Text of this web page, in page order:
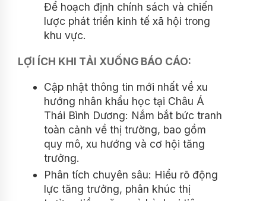
Để hoạch định chính sách và chiến
lược phát triển kinh tế xã hội trong
khu vực.
LỢI ÍCH KHI TẢI XUỐNG BÁO CÁO:
Cập nhật thông tin mới nhất về xu
hướng nhân khẩu học tại Châu Á
Thái Bình Dương: Nắm bắt bức tranh
toàn cảnh về thị trường, bao gồm
quy mô, xu hướng và cơ hội tăng
trưởng.
Phân tích chuyên sâu: Hiểu rõ động
lực tăng trưởng, phân khúc thị